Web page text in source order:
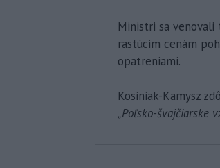
Ministri sa
rastúcim cenám
opatreniami.
Kosiniak-Kamysz
„Poľsko-švajčiarske